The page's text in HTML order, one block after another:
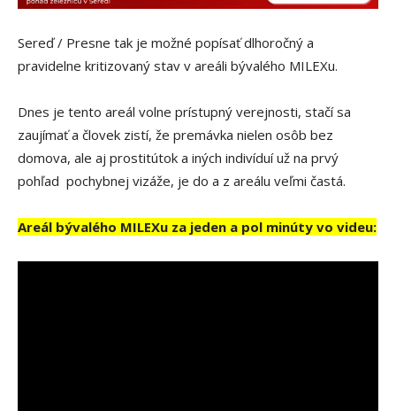
Sereď / Presne tak je možné popísať dlhoročný a
pravidelne kritizovaný stav v areáli bývalého MILEXu.
Dnes je tento areál volne prístupný verejnosti, stačí sa
zaujímať a človek zistí, že premávka nielen osôb bez
domova, ale aj prostitútok a iných indivíduí už na prvý
pohľad pochybnej vizáže, je do a z areálu veľmi častá.
Areál bývalého MILEXu za jeden a pol minúty vo videu: